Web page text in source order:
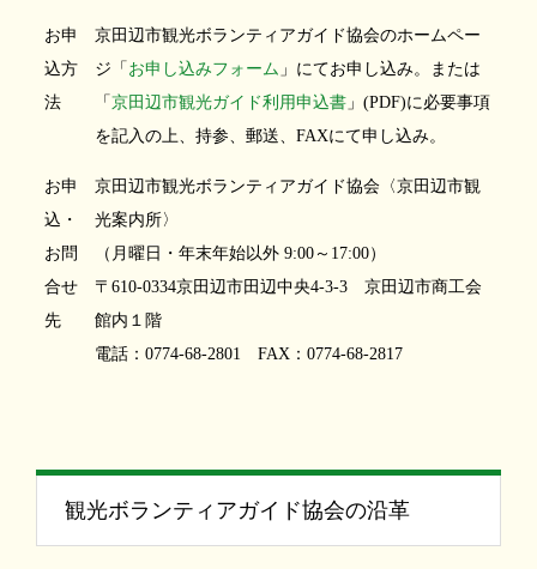
お申
込方
法
京田辺市観光ボランティアガイド協会のホームペー
ジ「 お申し込みフォーム 」にてお申し込み。または
「 京田辺市観光ガイド利用申込書 」(PDF)に必要事項
を記入の上、持参、郵送、FAXにて申し込み。
お申
込・
お問
合せ
先
京田辺市観光ボランティアガイド協会〈京田辺市観
光案内所〉
（月曜日・年末年始以外 9:00～17:00）
〒610-0334京田辺市田辺中央4-3-3 京田辺市商工会
館内１階
電話：0774-68-2801 FAX：0774-68-2817
観光ボランティアガイド協会の沿革